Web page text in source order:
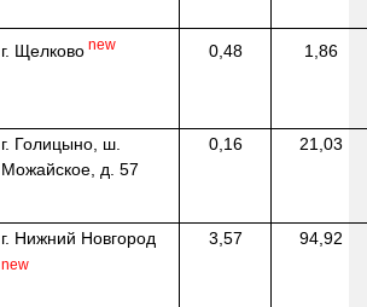
г. Щелково new 0,48 1,86
г. Голицыно, ш.
Можайское, д. 57
0,16 21,03
г. Нижний Новгород
new
3,57 94,92